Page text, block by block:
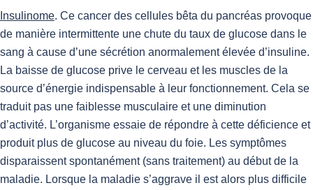
Insulinome. Ce cancer des cellules bêta du pancréas provoque
de manière intermittente une chute du taux de glucose dans le
sang à cause d’une sécrétion anormalement élevée d’insuline.
La baisse de glucose prive le cerveau et les muscles de la
source d’énergie indispensable à leur fonctionnement. Cela se
traduit pas une faiblesse musculaire et une diminution
d’activité. L’organisme essaie de répondre à cette déficience et
produit plus de glucose au niveau du foie. Les symptômes
disparaissent spontanément (sans traitement) au début de la
maladie. Lorsque la maladie s’aggrave il est alors plus difficile